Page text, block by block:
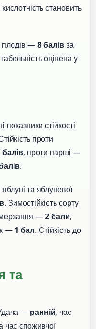
становить
плодів —8 балівза
оцінена у
стійкості
проти
балів, проти парші —
.
яблуні та яблуневої
. Зимостійкість сорту
—2 бали,
— 1 бал. Стійкість до
та
— ранній, час
час споживчої